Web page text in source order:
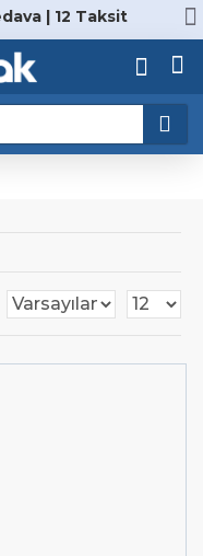
| 12 Taksit